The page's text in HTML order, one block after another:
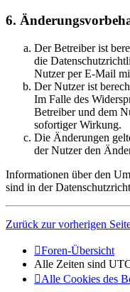
6.
Der Betreiber ist
die
Nutzer per E-Mail
Der Nutzer ist
Im Falle des
Betreiber und dem
sofortiger Wirkung.
Die Änderungen
der Nutzer den
Informationen über den
sind in der
Zurück zur vorherigen
Foren-Übersicht
Alle Zeiten sind
Alle Cookies des